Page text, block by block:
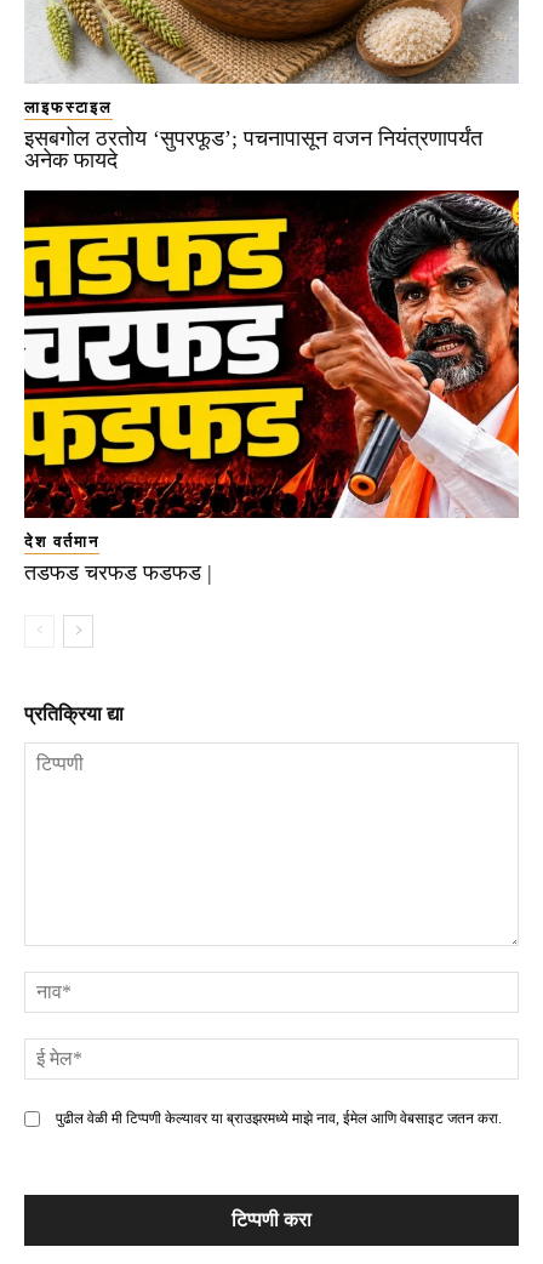
लाइफस्टाइल
इसबगोल ठरतोय ‘सुपरफूड’; पचनापासून वजन नियंत्रणापर्यंत
अनेक फायदे
देश वर्तमान
तडफड चरफड फडफड |
प्रतिक्रिया द्या
पुढील वेळी मी टिप्पणी केल्यावर या ब्राउझरमध्ये माझे नाव, ईमेल आणि वेबसाइट जतन करा.